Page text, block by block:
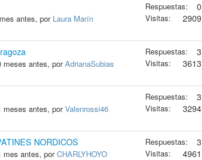
antes, por Laura Marín
Respuestas: 0
Visitas: 2909
meses antes, porAdrianaSubias
Respuestas: 3
Visitas: 3613
meses antes, porValenrossi46
Respuestas: 3
Visitas: 3294
NORDICOS
mes antes, porCHARLYHOYO
Respuestas: 3
Visitas: 4961